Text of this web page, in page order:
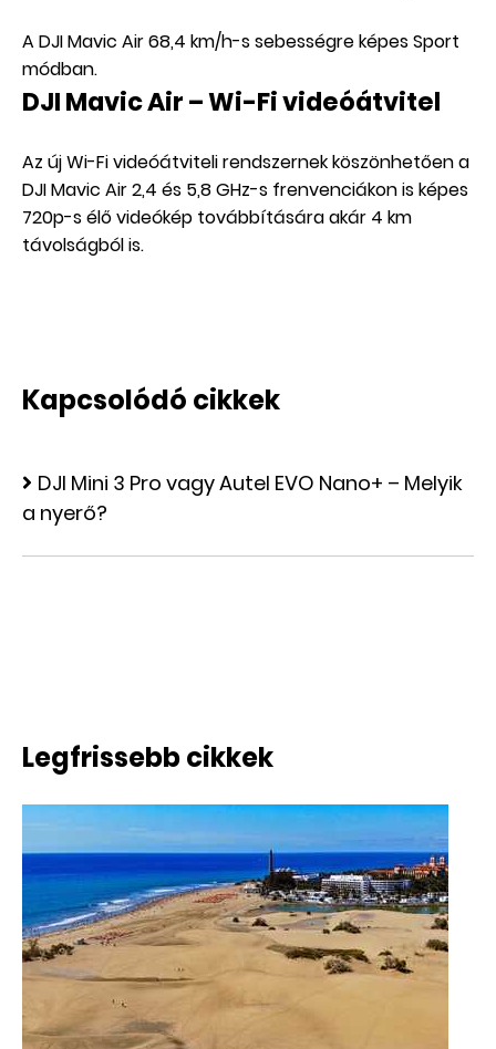
A DJI Mavic Air 68,4 km/h-s sebességre képes Sport
módban.
DJI Mavic Air – Wi-Fi videóátvitel
Az új Wi-Fi videóátviteli rendszernek köszönhetően a
DJI Mavic Air 2,4 és 5,8 GHz-s frenvenciákon is képes
720p-s élő videókép továbbítására akár 4 km
távolságból is.
Kapcsolódó cikkek
DJI Mini 3 Pro vagy Autel EVO Nano+ – Melyik
a nyerő?
Legfrissebb cikkek